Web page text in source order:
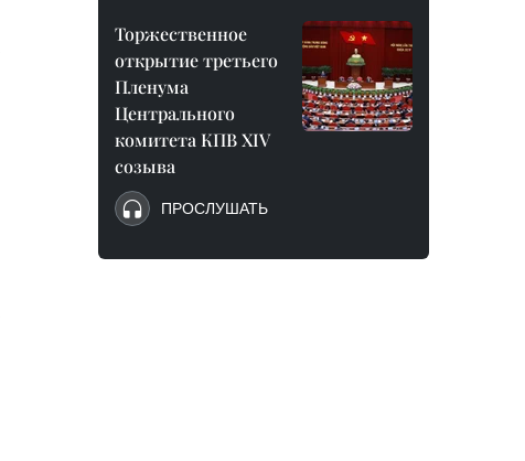
Торжественное
открытие третьего
Пленума
Центрального
комитета КПВ XIV
созыва
ПРОСЛУШАТЬ